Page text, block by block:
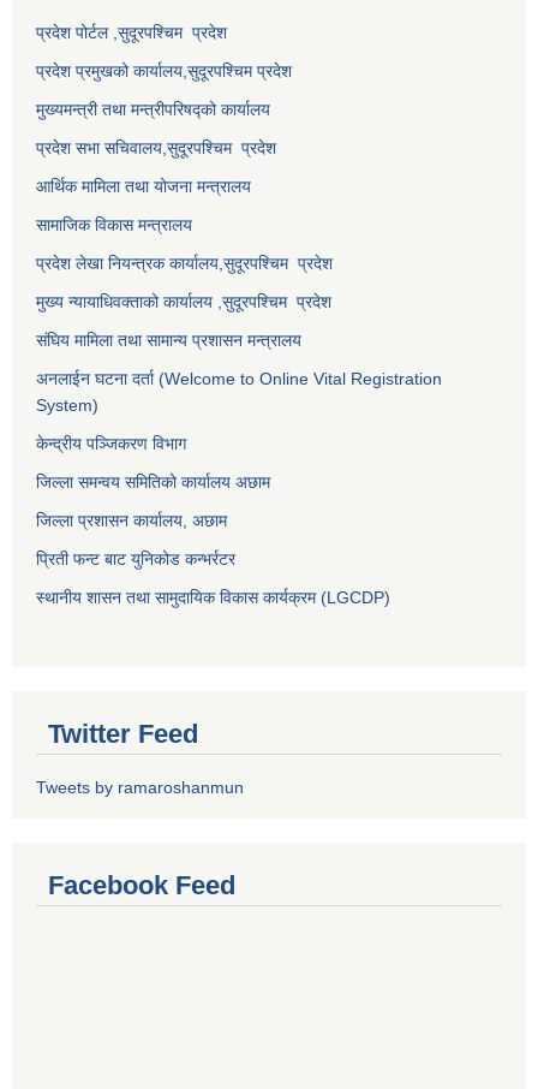
प्रदेश पोर्टल ,सुदूरपश्चिम प्रदेश
प्रदेश प्रमुखको कार्यालय, सुदूरपश्चिमप्रदेश
मुख्यमन्त्री तथा मन्त्रीपरिषद्को कार्यालय
प्रदेश सभा सचिवालय, सुदूरपश्चिम प्रदेश
आर्थिक मामिला तथा योजना मन्त्रालय
सामाजिक विकास मन्त्रालय
प्रदेश लेखा नियन्त्रक कार्यालय, सुदूरपश्चिम प्रदेश
मुख्य न्यायाधिवक्ताको कार्यालय , सुदूरपश्चिम प्रदेश
संघिय मामिला तथा सामान्य प्रशासन मन्त्रालय
अनलाईन घटना दर्ता (Welcome to Online Vital Registration
System)
केन्द्रीय पञ्जिकरण विभाग
जिल्ला समन्वय समितिको कार्यालय अछाम
जिल्ला प्रशासन कार्यालय, अछाम
प्रिती फन्ट बाट युनिकोड कन्भर्रटर
स्थानीय शासन तथा सामुदायिक विकास कार्यक्रम (LGCDP)
Twitter Feed
Tweets by ramaroshanmun
Facebook Feed